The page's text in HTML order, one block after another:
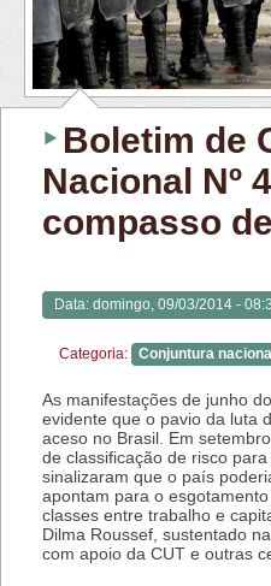
Boletim de
Nacional Nº
compasso
Data: domingo, 09/03/2014 -
Categoria: Conjuntura nacional
As manifestações de junho
evidente que o pavio da luta
aceso no Brasil. Em
de classificação de risco
sinalizaram que o país
apontam para o
classes entre trabalho e
Dilma Roussef, sustentado
com apoio da CUT e outras